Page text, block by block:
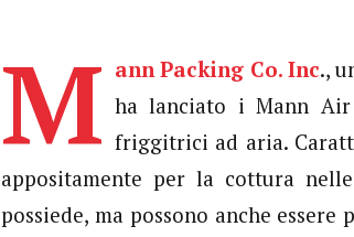
M ann Packing Co. Inc.,
ha lanciato i Mann Air
friggitrici ad aria.
appositamente per la cottura
possiede, ma possono anche